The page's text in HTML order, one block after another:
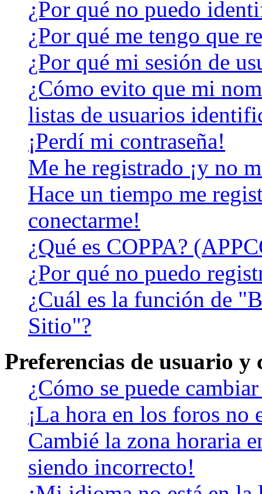
¿Por qué no puedo
¿Por qué me tengo que
¿Por qué mi sesión de
¿Cómo evito que mi
listas de usuarios
¡Perdí mi contraseña!
Me he registrado ¡y no
Hace un tiempo me
conectarme!
¿Qué es COPPA?
¿Por qué no puedo
¿Cuál es la función de
Sitio"?
Preferencias de usuario y
¿Cómo se puede
¡La hora en los foros no
Cambié la zona horaria
siendo incorrecto!